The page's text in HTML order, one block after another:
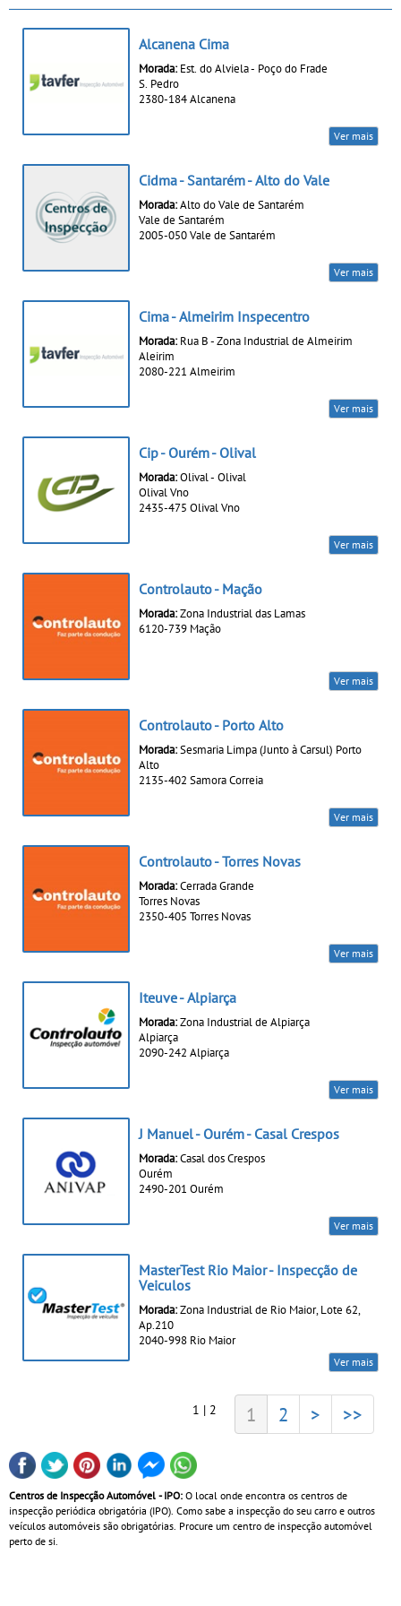
Alcanena Cima
Morada: Est. do Alviela - Poço do Frade
S. Pedro
2380-184 Alcanena
Ver mais
Cidma - Santarém - Alto do Vale
Morada:Alto do Vale de Santarém
Vale de Santarém
2005-050 Vale de Santarém
Ver mais
Cima - Almeirim Inspecentro
Morada: Rua B - Zona Industrial de Almeirim
Aleirim
2080-221 Almeirim
Ver mais
Cip - Ourém - Olival
Morada:Olival - Olival
Olival Vno
2435-475 Olival Vno
Ver mais
Controlauto - Mação
Morada:Zona Industrial das Lamas
6120-739 Mação
Ver mais
Controlauto - Porto Alto
Morada:Sesmaria Limpa (Junto à Carsul) Porto
Alto
2135-402 Samora Correia
Ver mais
Controlauto - Torres Novas
Morada:Cerrada Grande
Torres Novas
2350-405 Torres Novas
Ver mais
Iteuve - Alpiarça
Morada:Zona Industrial de Alpiarça
Alpiarça
2090-242 Alpiarça
Ver mais
J Manuel - Ourém - Casal Crespos
Morada:Casal dos Crespos
Ourém
2490-201 Ourém
Ver mais
MasterTest Rio Maior - Inspecção de
Veiculos
Morada:Zona Industrial de Rio Maior, Lote 62,
Ap.210
2040-998 Rio Maior
Ver mais
1 | 2 1 2 > >>
Centros de Inspecção Automóvel - IPO: O local onde encontra os centros de
inspecção periódica obrigatória (IPO). Como sabe a inspecção do seu carro e outros
veículos automóveis são obrigatórias. Procure um centro de inspecção automóvel
perto de si.